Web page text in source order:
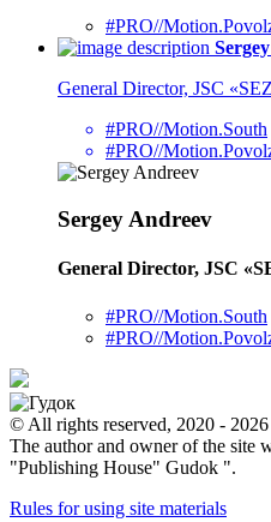
#PRO//
General Director, JSC
#PRO//Motion.South
#PRO//
Sergey Andreev
General Director, JSC
#PRO//Motion.South
#PRO//
© All rights reserved, 2020 - 2026
The author and owner of the site
"Publishing House" Gudok ".
Rules for using site materials